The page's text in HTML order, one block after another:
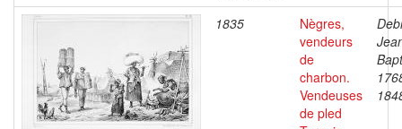
1835
Nègres,
vendeurs
de
charbon.
Vendeuses
de pled